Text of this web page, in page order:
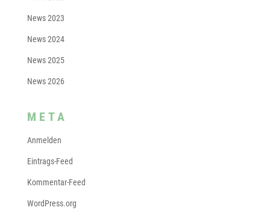
News 2023
News 2024
News 2025
News 2026
META
Anmelden
Eintrags-Feed
Kommentar-Feed
WordPress.org